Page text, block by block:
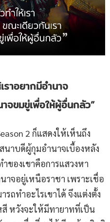
ราอยากมีอำนาจ
จขมขู่เพื่อให้ผู้อื่นกลัว”
2 ก็แสดงให้เห็นถึง
นาบดีผู้กุมอำนาจเบื้องหลัง
ของเขาคือการแสวงหา
าจอยู่เหนือราชา เพราะเชื่อ
รถทำอะไรเขาได้ จึงแต่งตั้ง
สี หวังจะให้มีทายาทที่เป็น